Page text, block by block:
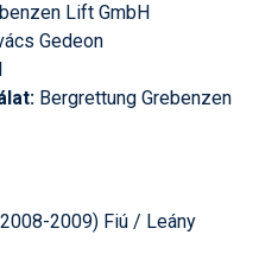
Lift GmbH
Gedeon
Bergrettung Grebenzen
2009) Fiú / Leány